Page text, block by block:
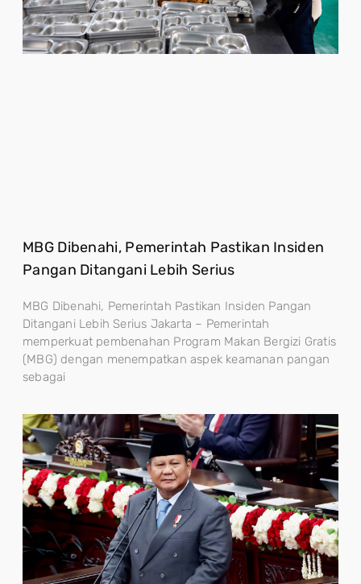
MBG Dibenahi, Pemerintah Pastikan Insiden
Pangan Ditangani Lebih Serius
MBG Dibenahi, Pemerintah Pastikan Insiden Pangan
Ditangani Lebih Serius Jakarta – Pemerintah
memperkuat pembenahan Program Makan Bergizi Gratis
(MBG) dengan menempatkan aspek keamanan pangan
sebagai